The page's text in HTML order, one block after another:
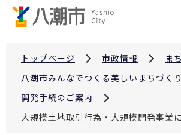
トップページ 市政情報
ま
八潮市みんなでつくる美しいまちづく
開発手続のご案内
大規模土地取引行為・大規模開発事業